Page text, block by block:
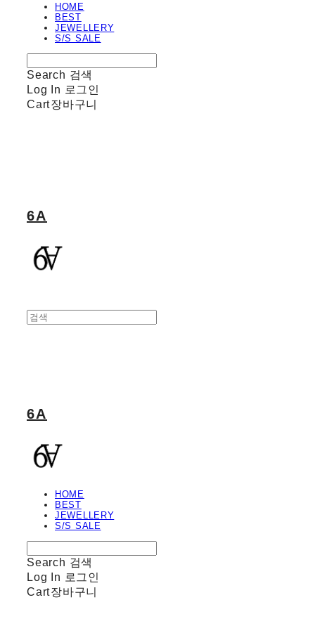
HOME
BEST
JEWELLERY
S/S SALE
Search 검색
Log In 로그인
Cart장바구니
6A
6A
HOME
BEST
JEWELLERY
S/S SALE
Search 검색
Log In 로그인
Cart장바구니